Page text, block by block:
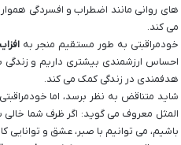
های روانی مانند اضطراب و افسردگی
می کند.
خودمراقبتی به طور مستقیم منجر به
احساس ارزشمندی بیشتری داریم و
هدفمندی در زندگی کمک می کند.
شاید متناقض به نظر برسد، اما
المثل معروف می گوید: اگر ظرف شما خالی
باشیم، می توانیم با صبر، عشق و